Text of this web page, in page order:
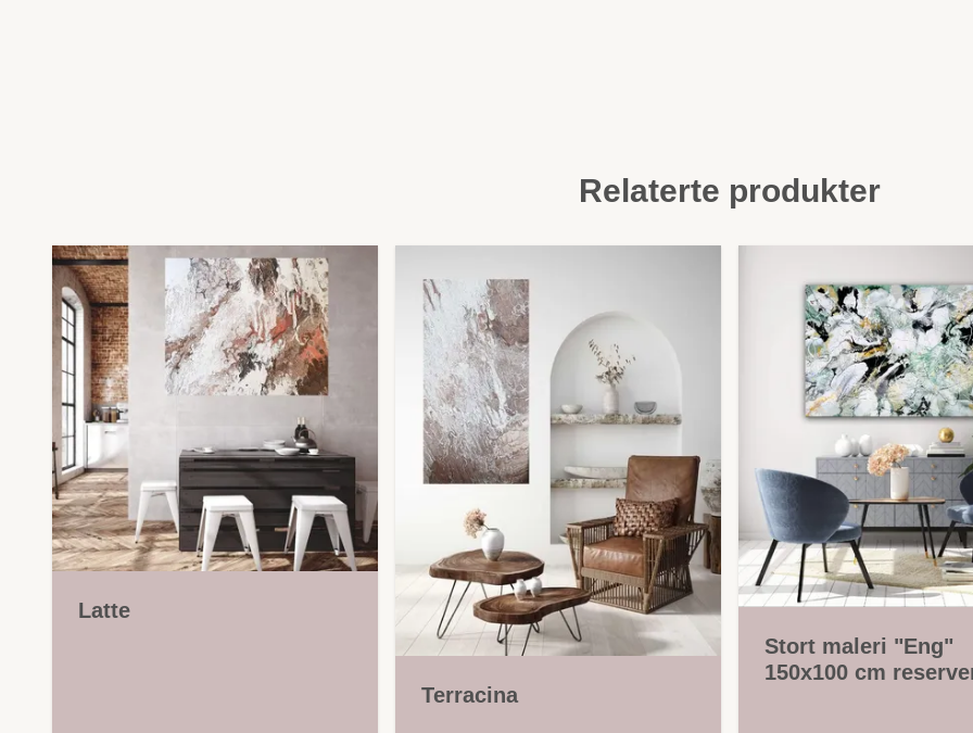
Relaterte produkter
Latte
Terracina
Stort maleri "Eng"
150x100 cm